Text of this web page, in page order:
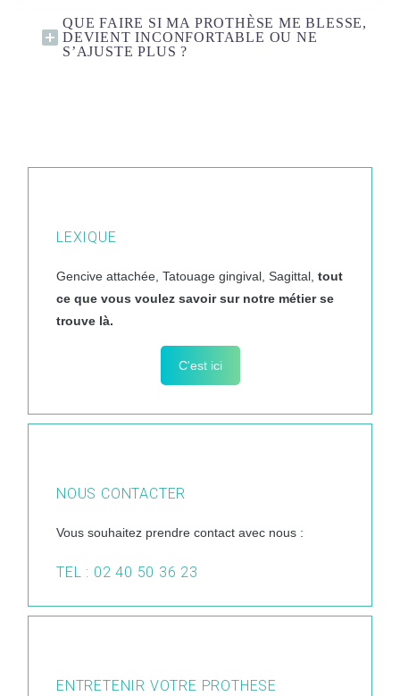
QUE FAIRE SI MA PROTHÈSE ME BLESSE,
DEVIENT INCONFORTABLE OU NE
S’AJUSTE PLUS ?
LEXIQUE
Gencive attachée, Tatouage gingival, Sagittal, tout
ce que vous voulez savoir sur notre métier se
trouve là.
C'est ici
NOUS CONTACTER
Vous souhaitez prendre contact avec nous :
TEL : 02 40 50 36 23
ENTRETENIR VOTRE PROTHESE